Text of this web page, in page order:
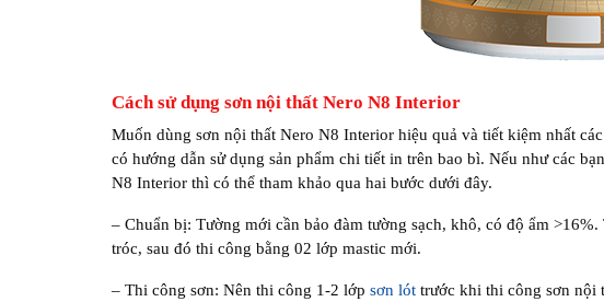
Cách sử dụng sơn nội thất Nero N8 Interior
Muốn dùng sơn nội thất Nero N8 Interior hiệu quả và tiết kiệm nhất
có hướng dẫn sử dụng sản phẩm chi tiết in trên bao bì. Nếu như các
N8 Interior thì có thể tham khảo qua hai bước dưới đây.
– Chuẩn bị: Tường mới cần bảo đàm tường sạch, khô, có độ ẩm
tróc, sau đó thi công bằng 02 lớp mastic mới.
– Thi công sơn: Nên thi công 1-2 lớp sơn lót trước khi thi công sơn nội